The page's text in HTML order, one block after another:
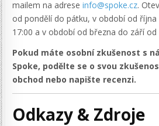
mailem na adreseinfo@spoke.cz.
od pondělí do pátku, v období od
17:00 a v období od března do září od
Pokud máte osobní zkušenost s
Spoke, podělte se o svou
obchod nebo napište recenzi.
Odkazy & Zdroje